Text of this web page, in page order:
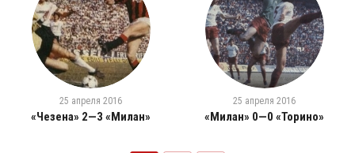
25 апреля 2016
«Чезена» 2—3 «Милан»
25 апреля 2016
«Милан» 0—0 «Торино»